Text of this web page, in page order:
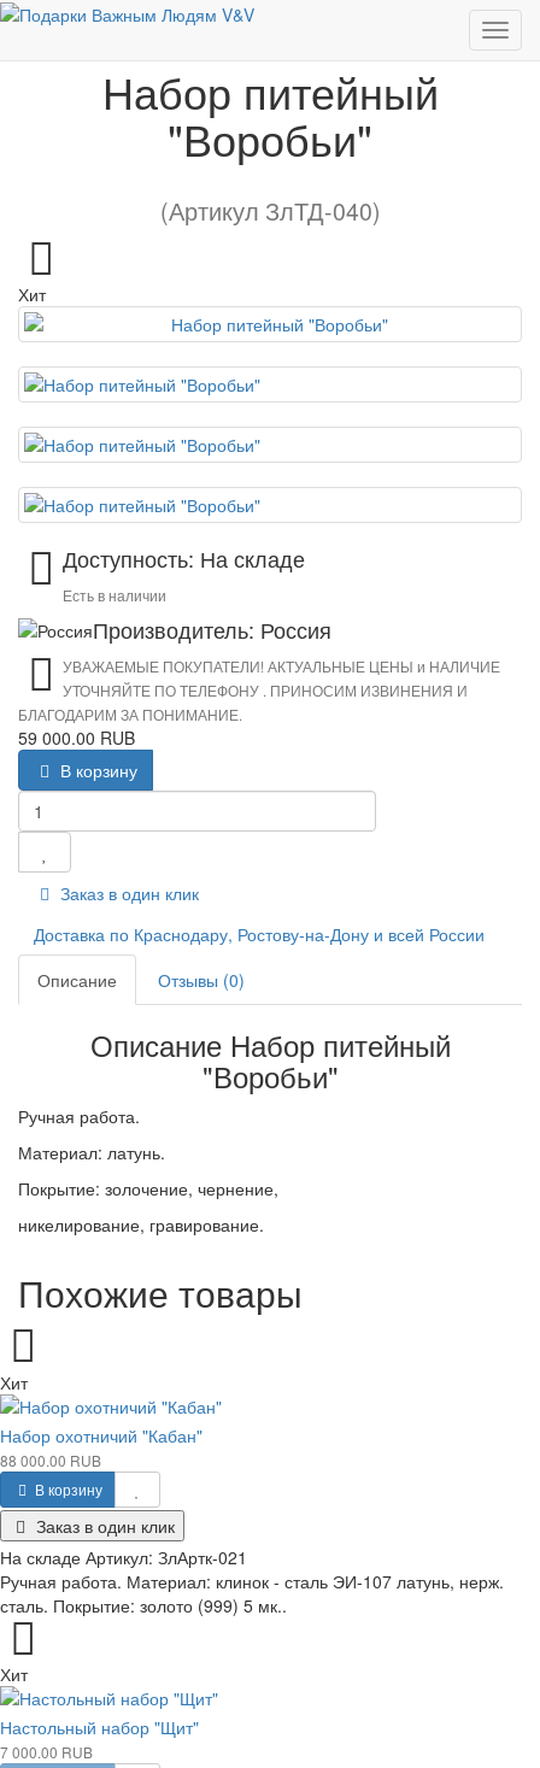
Набор питейный "Воробьи"
Набор питейный
"Воробьи"
(Артикул ЗлТД-040)
Хит
Доступность: На складе
Есть в наличии
Производитель: Россия
УВАЖАЕМЫЕ ПОКУПАТЕЛИ! АКТУАЛЬНЫЕ ЦЕНЫ и НАЛИЧИЕ
УТОЧНЯЙТЕ ПО ТЕЛЕФОНУ . ПРИНОСИМ ИЗВИНЕНИЯ И
БЛАГОДАРИМ ЗА ПОНИМАНИЕ.
59 000.00 RUB
В корзину
Заказ в один клик
Доставка по Краснодару, Ростову-на-Дону и всей России
Описание
Отзывы (0)
Описание Набор питейный
"Воробьи"
Ручная работа.
Материал: латунь.
Покрытие: золочение, чернение,
никелирование, гравирование.
Похожие товары
Хит
Набор охотничий "Кабан"
88 000.00 RUB
В корзину
Заказ в один клик
На складе Артикул: ЗлАртк-021
Ручная работа. Материал: клинок - сталь ЭИ-107 латунь, нерж.
сталь. Покрытие: золото (999) 5 мк..
Хит
Настольный набор "Щит"
7 000.00 RUB